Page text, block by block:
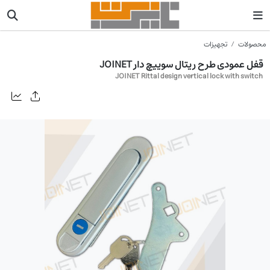
محصولات تجهیزات
قفل عمودی طرح ریتال سوییچ دار JOINET
JOINET Rittal design vertical lock with switch